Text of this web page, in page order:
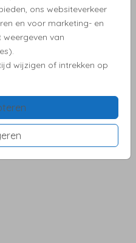
ons websiteverkeer
en voor marketing- en
van
wijzigen of intrekken op